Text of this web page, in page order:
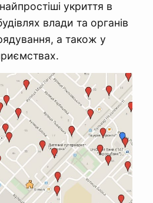
укриття в
влади та органів
а також у